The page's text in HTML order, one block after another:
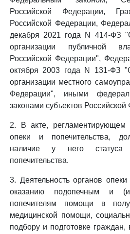
Российской Федерации,
Российской Федерации,
декабря 2021 года N 414-ФЗ
организации публичной
Российской Федерации",
октября 2003 года N 131-ФЗ
организации местного
Федерации", иными
законами субъектов
2. В акте, регламентирующем
опеки и попечительства,
наличие у него
попечительства.
3. Деятельность органов
оказанию подопечным и
попечителям помощи в
медицинской помощи,
подбору и подготовке